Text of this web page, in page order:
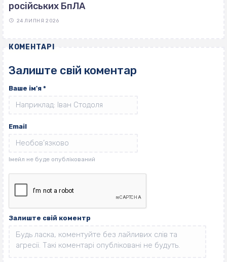
російських БпЛА
24 ЛИПНЯ 2026
КОМЕНТАРІ
Залиште свій коментар
Ваше ім'я *
Email
Залиште свій коментр